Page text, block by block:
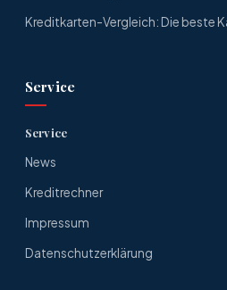
Kreditkarten-Vergleich: Die beste
Service
Service
News
Kreditrechner
Impressum
Datenschutzerklärung